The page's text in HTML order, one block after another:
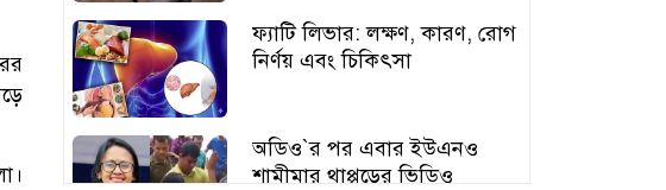
ফ্যাটি লিভার: লক্ষণ, কারণ, রোগ
নির্ণয় এবং চিকিৎসা
অডিও‍‍`র পর এবার ইউএনও
শামীমার থাপ্পড়ের ভিডিও